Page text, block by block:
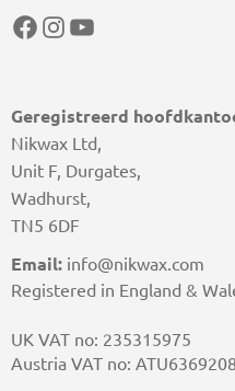
Geregistreerd
Nikwax Ltd,
Unit F, Durgates,
Wadhurst,
TN5 6DF
Email: info@nikwax.com
Registered in England &
UK VAT no: 235315975
Austria VAT no:
Facebook
Instagram
YouTube